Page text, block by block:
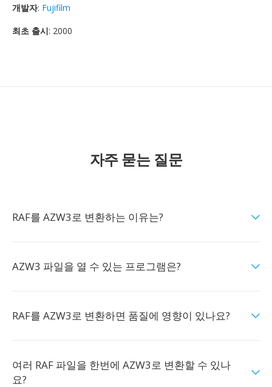
개발자: Fujifilm
최초 출시: 2000
자주 묻는 질문
RAF를 AZW3로 변환하는 이유는?
AZW3 파일을 열 수 있는 프로그램은?
RAF를 AZW3로 변환하면 품질에 영향이 있나요?
여러 RAF 파일을 한번에 AZW3로 변환할 수 있나
요?